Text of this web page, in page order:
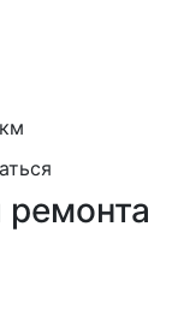
км
ремонта